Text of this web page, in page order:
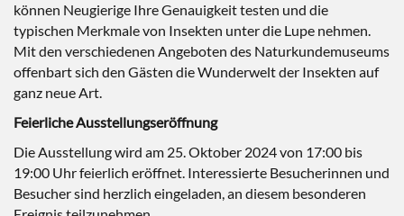
können Neugierige Ihre Genauigkeit testen und die
typischen Merkmale von Insekten unter die Lupe nehmen.
Mit den verschiedenen Angeboten des Naturkundemuseums
offenbart sich den Gästen die Wunderwelt der Insekten auf
ganz neue Art.
Feierliche Ausstellungseröffnung
Die Ausstellung wird am 25. Oktober 2024 von 17:00 bis
19:00 Uhr feierlich eröffnet. Interessierte Besucherinnen und
Besucher sind herzlich eingeladen, an diesem besonderen